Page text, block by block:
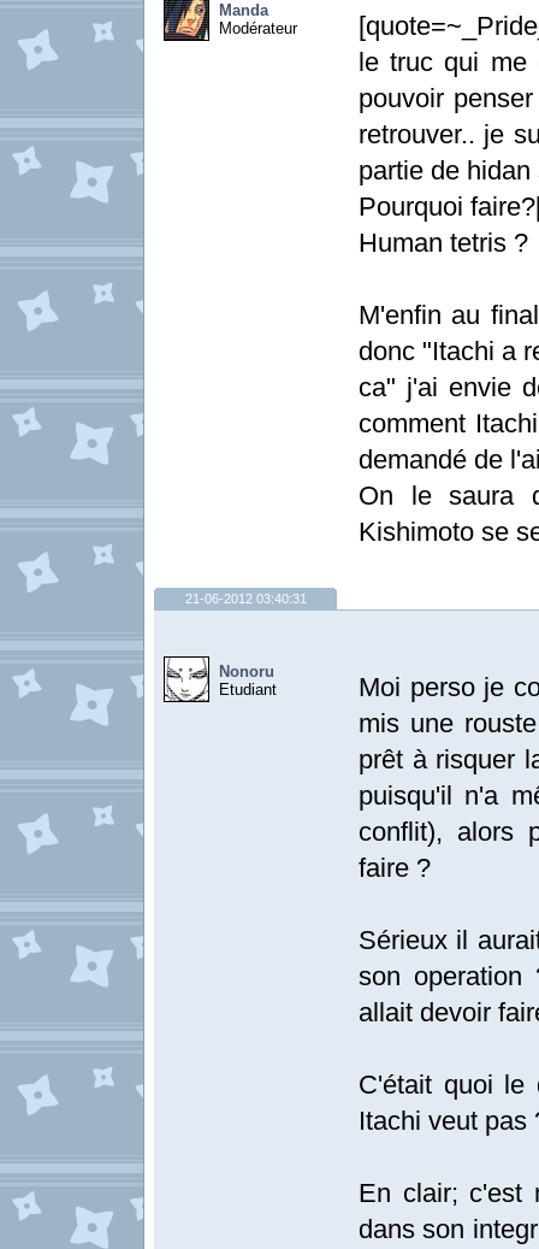
Manda
Modérateur
le truc qui
pouvoir
retrouver.. je
partie de
Pourquoi
Human tetris ?
M'enfin au
donc "Itachi a
ca" j'ai envie
comment
demandé de
On le saura
Kishimoto se
21-06-2012 03:40:31
Nonoru
Etudiant
Moi perso je
mis une
prêt à risquer
puisqu'il n'a
conflit), alors
faire ?
Sérieux il
son
allait devoir
C'était quoi le
Itachi veut pas
En clair; c'est
dans son